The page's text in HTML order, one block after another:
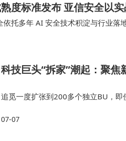
度标准发布 亚信安全以
托多年 AI 安全技术积淀与行业落
有力支撑。依托标准化体系与自
科技巨头“拆家”潮起：聚
追觅一度扩张到200多个独立BU，
放缓的成熟业务，对资本和人才的吸
07-07